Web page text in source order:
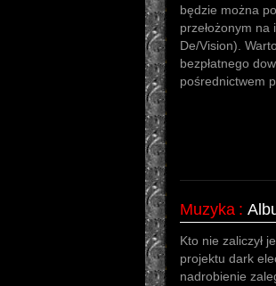
będzie można
przełożonym
De/Vision).
bezpłatnego
pośrednictwem
Muzyka :
Kto nie zaliczył
projektu dark
nadrobienie